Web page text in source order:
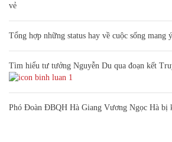
vẻ
Tổng hợp những status hay về cuộc sống mang
Tìm hiểu tư tưởng Nguyễn Du qua đoạn kết
1
Phó Đoàn ĐBQH Hà Giang Vương Ngọc Hà bị